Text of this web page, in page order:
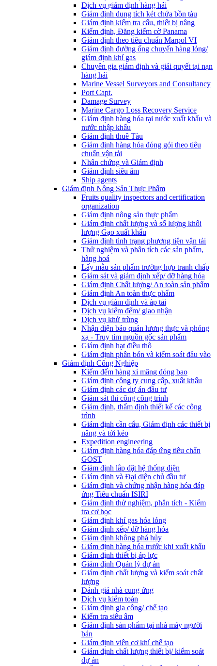
Dịch vụ giám định hàng hải
Giám định dung tích két chứa bồn tàu
Giám định kiểm tra cẩu, thiết bị nâng
Kiểm định, Đăng kiểm cờ Panama
Giám định theo tiêu chuẩn Marpol VI
Giám định đường ống chuyển hàng lỏng/
giám định khí gas
Chuyên gia giám định và giải quyết tại nạn
hàng hải
Marine Vessel Surveyors and Consultancy
Port Capt.
Damage Survey
Marine Cargo Loss Recovery Service
Giám định hàng hóa tại nước xuất khẩu và
nước nhập khẩu
Giám định thuê Tàu
Giám định hàng hóa đóng gói theo tiêu
chuẩn vận tải
Nhân chứng và Giám định
Giám định siêu âm
Ship agents
Giám định Nông Sản Thực Phẩm
Fruits quality inspectors and certification
organization
Giám định nông sản thực phẩm
Giám định chất lượng và số lượng khối
lượng Gạo xuất khẩu
Giám định tình trạng phương tiện vận tải
Thử nghiệm và phân tích các sản phẩm,
hàng hoá
Lấy mẫu sản phẩm trường hợp tranh chấp
Giám sát và giám định xếp/ dỡ hàng hóa
Giám định Chất lượng/ An toàn sản phẩm
Giám định An toàn thực phẩm
Dịch vụ giám định và áp tải
Dịch vụ kiểm đếm/ giao nhận
Dịch vụ khử trùng
Nhận diện bảo quản lương thực và phóng
xạ - Truy tìm nguồn gốc sản phẩm
Giám định hạt điều thô
Giám định phân bón và kiểm soát đầu vào
Giám định Công Nghiệp
Kiểm đếm hàng xi măng đóng bao
Giám định công ty cung cấp, xuất khẩu
Giám định các dự án đầu tư
Giám sát thi công công trình
Giám định, thẩm định thiết kế các công
trình
Giám định cần cẩu, Giám định các thiết bị
nâng và tời kéo
Expedition engineering
Giám định hàng hóa đáp ứng tiêu chẩn
GOST
Giám định lắp đặt hệ thống điện
Giám định và Đại diện chủ đầu tư
Giám định và chứng nhận hàng hóa đáp
ứng Tiêu chuẩn ISIRI
Giám định thử nghiệm, phân tích - Kiểm
tra cơ học
Giám định khí gas hóa lỏng
Giám định xếp/ dỡ hàng hóa
Giám định không phá hủy
Giám định hàng hóa trước khi xuất khẩu
Giám định thiết bị áp lực
Giám định Quản lý dự án
Giám định chất lượng và kiểm soát chất
lượng
Đánh giá nhà cung ứng
Dịch vụ kiểm toán
Giám định gia công/ chế tạo
Kiểm tra siêu âm
Giám định sản phẩm tại nhà máy người
bán
Giám định viên cơ khí chế tạo
Giám định chất lượng thiết bị/ kiểm soát
dự án